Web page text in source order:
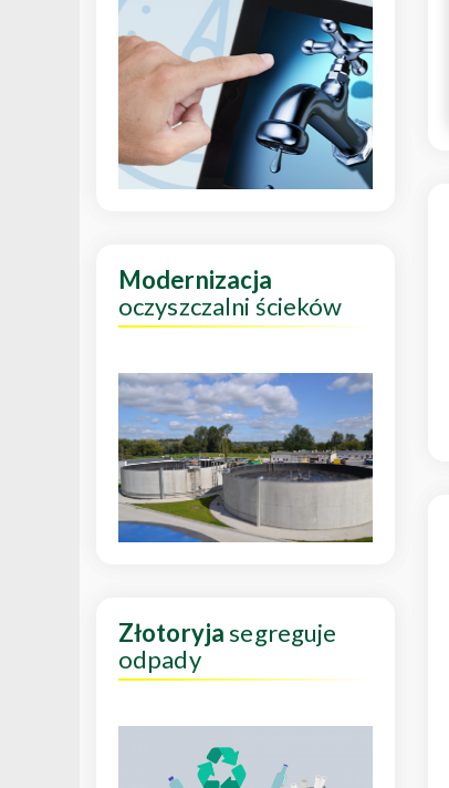
Modernizacja
oczyszczalni ścieków
Złotoryjasegreguje
odpady